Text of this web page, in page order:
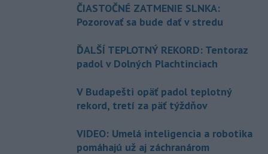
ČIASTOČNÉ ZATMENIE SLNKA:
Pozorovať sa bude dať v stredu
ĎALŠÍ TEPLOTNÝ REKORD: Tentoraz
padol v Dolných Plachtinciach
V Budapešti opäť padol teplotný
rekord, tretí za päť týždňov
VIDEO: Umelá inteligencia a robotika
pomáhajú už aj záchranárom